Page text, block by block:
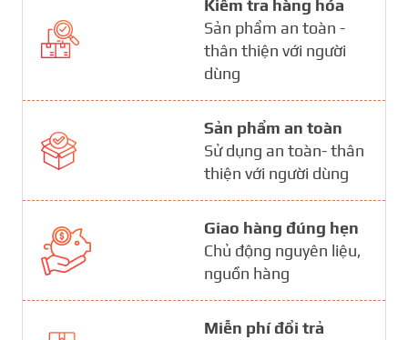
Kiểm tra hàng hóa
Sản phẩm an toàn -
thân thiện với người
dùng
Sản phẩm an toàn
Sử dụng an toàn- thân
thiện với người dùng
Giao hàng đúng hẹn
Chủ động nguyên liệu,
nguồn hàng
Miễn phí đổi trả